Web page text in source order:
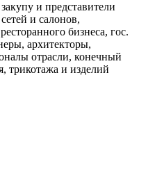
и представители
и салонов,
бизнеса, гос.
архитекторы,
отрасли, конечный
трикотажа и изделий